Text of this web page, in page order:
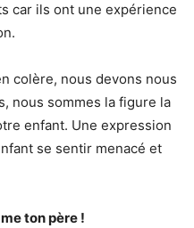
car ils ont une expérience
colère, nous devons nous
nous sommes la figure la
enfant. Une expression
se sentir menacé et
ton père !